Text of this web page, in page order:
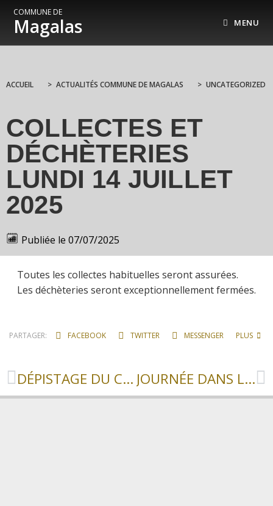
COMMUNE DE
Magalas MENU
ACCUEIL > ACTUALITÉS COMMUNE DE MAGALAS > UNCATEGORIZED
COLLECTES ET
DÉCHÈTERIES
LUNDI 14 JUILLET
2025
Publiée le 07/07/2025
Toutes les collectes habituelles seront assurées.
Les déchèteries seront exceptionnellement fermées.
PARTAGER: FACEBOOK TWITTER MESSENGER PLUS
DÉPISTAGE DU CANCER DU SEIN JOURNÉE DANS LES BAUX DE PROVENCE